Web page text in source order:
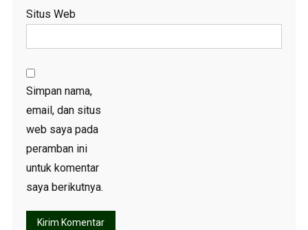
Situs Web
Simpan nama,
email, dan situs
web saya pada
peramban ini
untuk komentar
saya berikutnya.